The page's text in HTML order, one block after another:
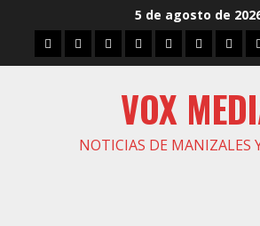
contenido
5 de agosto de
InicioCaldasManizales
PolíticaMunicipios
Vías
Zona
VOX
NOTICIAS DE MANIZALES